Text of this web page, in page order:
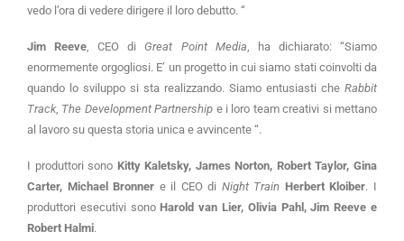
vedo l’ora di vedere dirigere il loro debutto. “
Jim Reeve , CEO di Great Point Media , ha dichiarato: “Siamo
enormemente orgogliosi. E’ un progetto in cui siamo stati coinvolti da
quando lo sviluppo si sta realizzando. Siamo entusiasti che Rabbit
Track, The Development Partnership e i loro team creativi si mettano
al lavoro su questa storia unica e avvincente “.
I produttori sono Kitty Kaletsky, James Norton, Robert Taylor, Gina
Carter, Michael Bronner e il CEO di Night Train Herbert Kloiber. I
produttori esecutivi sono Harold van Lier, Olivia Pahl, Jim Reeve e
Robert Halmi.